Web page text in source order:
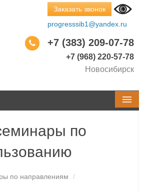
Заказать звонок
progresssib1@yandex.ru
+7 (383) 209-07-78
+7 (968) 220-57-78
Новосибирск
по
по направлениям
/
Закрыть Спросить
Закрыть Заказать